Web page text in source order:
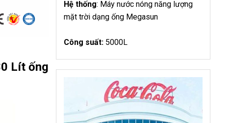
Lít ống
Hệ thống: Máy nước nóng năng lượng
mặt trời dạng ống Megasun
Công suất: 5000L